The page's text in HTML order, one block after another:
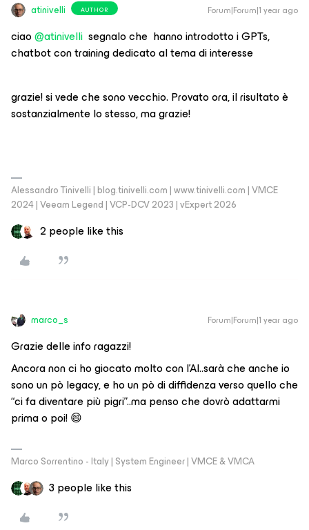
atinivelli AUTHOR Forum|Forum|1 year ago
ciao ​@atinivelli segnalo che hanno introdotto i GPTs,
chatbot con training dedicato al tema di interesse
grazie! si vede che sono vecchio. Provato ora, il risultato è
sostanzialmente lo stesso, ma grazie!
Alessandro Tinivelli | blog.tinivelli.com | www.tinivelli.com | VMCE
2024 | Veeam Legend | VCP-DCV 2023 | vExpert 2026
2 people like this
marco_s Forum|Forum|1 year ago
Grazie delle info ragazzi!
Ancora non ci ho giocato molto con l’AI..sarà che anche io
sono un pò legacy, e ho un pò di diffidenza verso quello che
“ci fa diventare più pigri”..ma penso che dovrò adattarmi
prima o poi! 😄
Marco Sorrentino - Italy | System Engineer | VMCE & VMCA
3 people like this